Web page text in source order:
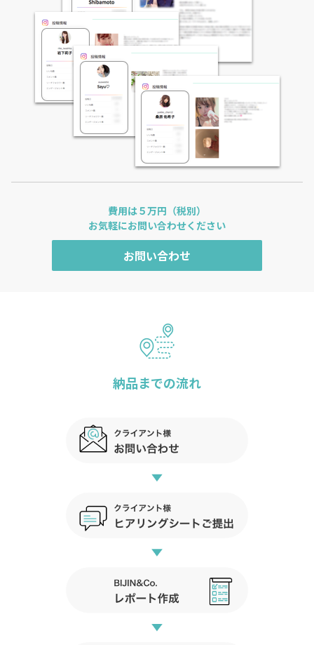
費用は５万円（税別）
お気軽にお問い合わせください
お問い合わせ
納品までの流れ